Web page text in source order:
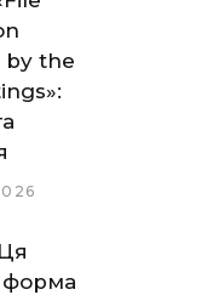
by the
форма